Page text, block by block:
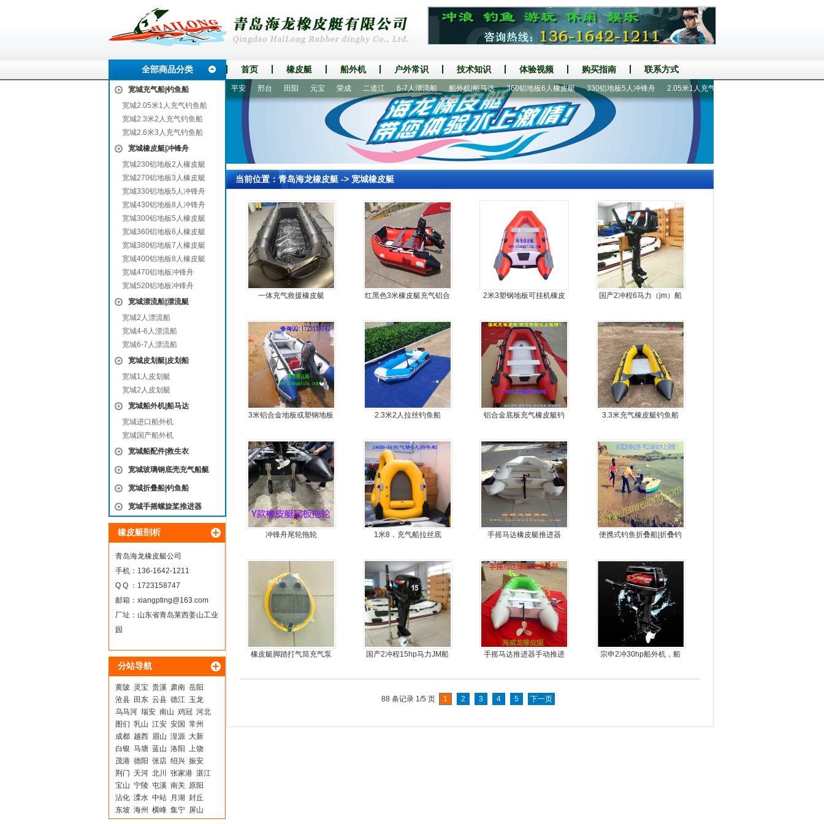
全部商品分类 首页 橡皮艇 船外机 户外常识 技术知识 体验视频 购买指南 联系方式
宽城充气船|钓鱼船
宽城2.05米1人充气钓鱼船
宽城2.3米2人充气钓鱼船
宽城2.6米3人充气钓鱼船
宽城橡皮艇|冲锋舟
宽城230铝地板2人橡皮艇
宽城270铝地板3人橡皮艇
宽城330铝地板5人冲锋舟
宽城430铝地板8人冲锋舟
宽城300铝地板5人橡皮艇
宽城360铝地板6人橡皮艇
宽城380铝地板7人橡皮艇
宽城400铝地板8人橡皮艇
宽城470铝地板冲锋舟
宽城520铝地板冲锋舟
宽城漂流船|漂流艇
宽城2人漂流船
宽城4-6人漂流船
宽城6-7人漂流船
宽城皮划艇|皮划船
宽城1人皮划艇
宽城2人皮划艇
宽城船外机|船马达
宽城进口船外机
宽城国产船外机
宽城船配件|救生衣
宽城玻璃钢底壳充气船艇
宽城折叠船|钓鱼船
宽城手摇螺旋桨推进器
橡皮艇剖析
青岛海龙橡皮艇公司
手机：136-1642-1211
Q Q ：1723158747
邮箱： xiangpting@163.com
厂址：山东省青岛莱西姜山工业
园
分站导航
黄陂 灵宝 贵溪 肃南 岳阳
沧县
田东 云县 德江 玉龙
乌马河 瑞安 南山 鸡冠 河北
图们 乳山 江安 安国 常州
成都 越西 眉山 湟源 大新
白银 马塘 蓝山 洛阳 上饶
茂港 德阳 张店 绍兴 振安
荆门 天河 北川 张家港 湛江
宝山 宁陵 屯溪 南关 原阳
沾化 溧水 中站 月湖 封丘
东坡 海州 横峰 集宁 屏山
永德 济阳 克山 平安 邢台 田阳 元宝 荣成 二道江 6-7人漂流船 船外机|船马达 360铝地板6人橡皮艇 330铝地板5人冲锋舟 2.05米1人充气钓鱼船
当前位置： 青岛海龙橡皮艇-> 宽城橡皮艇
一体充气救援橡皮艇
红黑色3米橡皮艇充气铝合
2米3塑钢地板可挂机橡皮
国产2冲程6马力（jm）船
3米铝合金地板或塑钢地板
舟，动力艇
2.3米2人拉丝钓鱼船
铝合金底板充气橡皮艇钓
3.3米充气橡皮艇钓鱼船
冲锋舟尾轮拖轮 1米8，充气船拉丝底 手摇马达橡皮艇推进器
便携式钓鱼折叠船|折叠钓
橡皮艇脚踏打气筒充气泵
国产2冲程15hp马力JM船
手摇马达推进器手动推进
宗申2冲30hp船外机，船
88 条记录 1/5 页
1 2 3 4 5 下一页